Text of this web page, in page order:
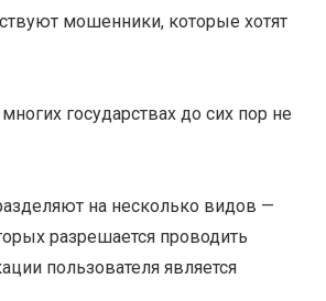
мошенники, которые хотят
государствах до сих пор не
на несколько видов —
разрешается проводить
пользователя является